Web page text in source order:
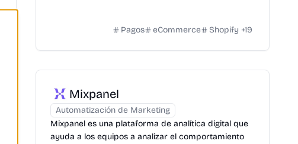
Pagos eCommerce Shopify +19
Mixpanel
Automatización de Marketing
Mixpanel es una plataforma de analítica digital que
ayuda a los equipos a analizar el comportamiento